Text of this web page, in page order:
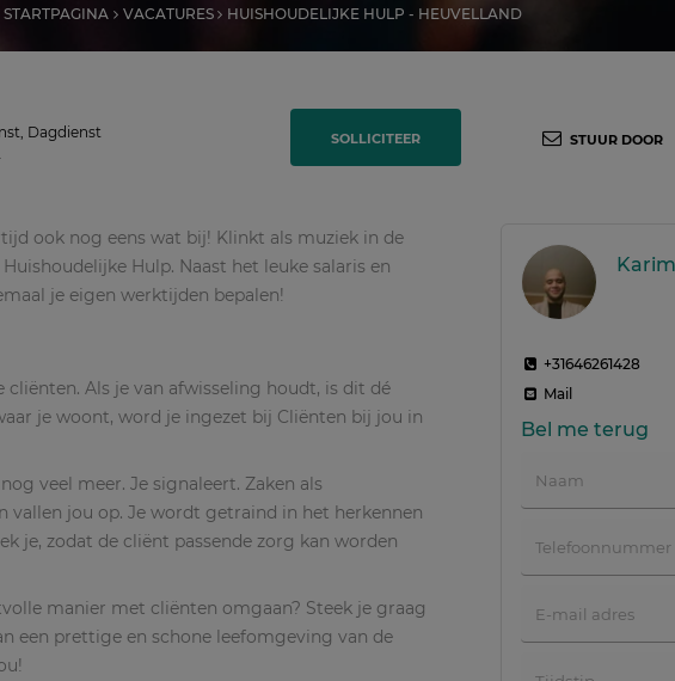
STARTPAGINA VACATURES HUISHOUDELIJKE HULP - HEUVELLAND
Dagdienst
SOLLICITEER STUUR DOOR
ook nog eens wat bij! Klinkt als muziek in de
Hulp. Naast het leuke salaris en
je eigen werktijden bepalen!
Als je van afwisseling houdt, is dit dé
je woont, word je ingezet bij Cliënten bij jou in
veel meer. Je signaleert. Zaken als
jou op. Je wordt getraind in het herkennen
je, zodat de cliënt passende zorg kan worden
manier met cliënten omgaan? Steek je graag
een prettige en schone leefomgeving van de
+31646261428
Mail
Bel me terug